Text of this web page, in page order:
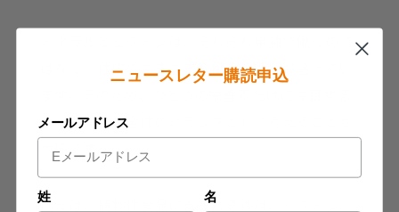
はなく、体内のさまざまな働きに関わり合ってい
よりも、食事全体のバランスとして考えることが
大切です。
例えば、植物性食品に含まれる鉄は、ビタミンC
ニュースレター購読申込
メールアドレス
姓 名